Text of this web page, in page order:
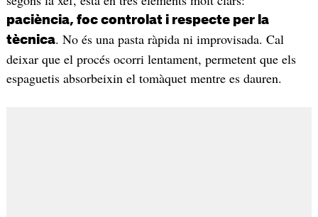
paciència, foc controlat i respecte per la
tècnica. No és una pasta ràpida ni improvisada. Cal
deixar que el procés ocorri lentament, permetent que els
espaguetis absorbeixin el tomàquet mentre es dauren.